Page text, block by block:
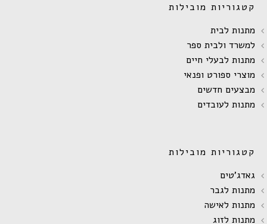
קטגוריות מובילות
מתנות לבית
למשרד ולבית ספר
מתנות לבעלי חיים
מוצרי ספורט ופנאי
מבצעים חדשים
מתנות לעובדים
קטגוריות מובילות
גאדג'טים
מתנות לגבר
מתנות לאישה
מתנות לזוג